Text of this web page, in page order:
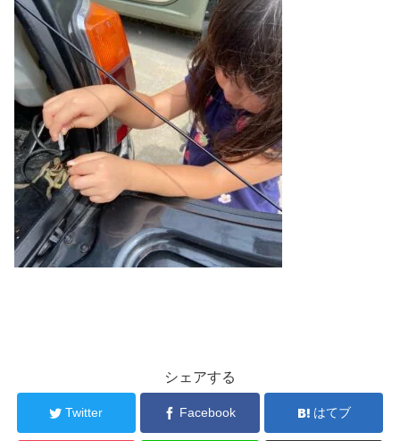
シェアする
Twitter Facebook はてブ